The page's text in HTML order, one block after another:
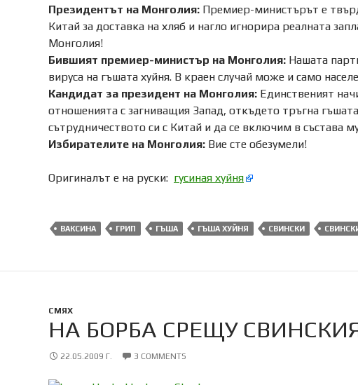
Президентът на Монголия: Премиер-министърът е
Китай за доставка на хляб и нагло игнорира реалната
Монголия!
Бившият премиер-министър на Монголия: Нашата
вируса на гъшата хуйня. В краен случай може и само
Кандидат за президент на Монголия: Единственият
отношенията с загниващия Запад, откъдето тръгна
сътрудничеството си с Китай и да се включим в състава
Избирателите на Монголия: Вие сте обезумели!
Оригиналът е на руски: гусиная хуйня
ВАКСИНА ГРИП ГЪША ГЪША ХУЙНЯ СВИНСКИ
СМЯХ
НА БОРБА СРЕЩУ
22.05.2009 Г. 3 COMMENTS